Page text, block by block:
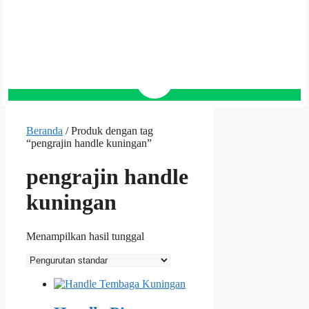
Beranda / Produk dengan tag
“pengrajin handle kuningan”
pengrajin handle
kuningan
Menampilkan hasil tunggal